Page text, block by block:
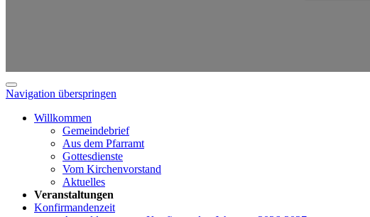
Navigation überspringen
Willkommen
Gemeindebrief
Aus dem Pfarramt
Gottesdienste
Vom Kirchenvorstand
Aktuelles
Veranstaltungen
Konfirmandenzeit